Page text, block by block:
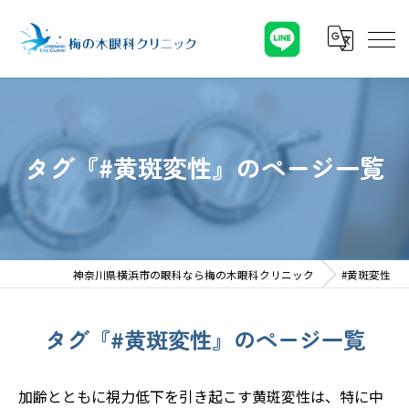
タグ『#黄斑変性』のページ一覧
神奈川県横浜市の眼科なら梅の木眼科クリニック #黄斑変性
タグ『#黄斑変性』のページ一覧
加齢とともに視力低下を引き起こす黄斑変性は、特に中